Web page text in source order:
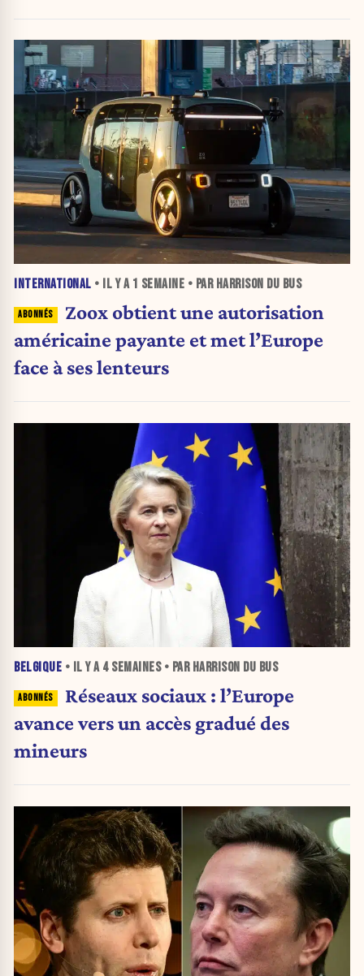
INTERNATIONAL • IL Y A 1 SEMAINE • PAR HARRISON DU BUS
Zoox obtient une autorisation
américaine payante et met l’Europe
face à ses lenteurs
BELGIQUE • IL Y A 4 SEMAINES• PAR HARRISON DU BUS
Réseaux sociaux : l’Europe
avance vers un accès gradué des
mineurs